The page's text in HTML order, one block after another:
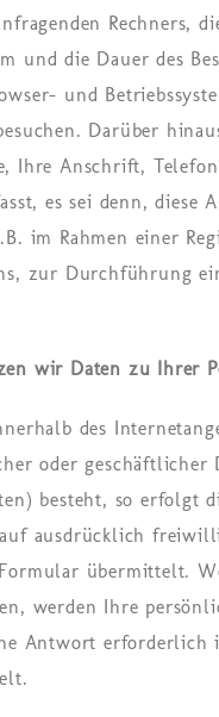
Rech­ners,
und die Dauer des
und
Dar­über
Ihre An­schrift,
es sei denn,
im Rah­men einer
zur Durch­füh­rung
wir Daten zu Ihrer
des
oder geschäftlicher
besteht, so erfolgt
ausdrücklich
übermittelt.
werden Ihre
Antwort erforderlich